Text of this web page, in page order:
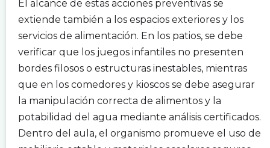
El alcance de estas acciones preventivas se
extiende también a los espacios exteriores y los
servicios de alimentación. En los patios, se debe
verificar que los juegos infantiles no presenten
bordes filosos o estructuras inestables, mientras
que en los comedores y kioscos se debe asegurar
la manipulación correcta de alimentos y la
potabilidad del agua mediante análisis certificados.
Dentro del aula, el organismo promueve el uso de